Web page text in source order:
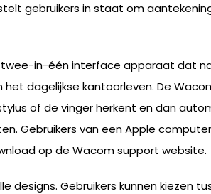
gebruikers in staat om
in-één interface apparaat dat
dagelijkse kantoorleven. De
of de vinger herkent en dan
Gebruikers van een Apple computer
op de Wacom support website.
designs. Gebruikers kunnen kiezen